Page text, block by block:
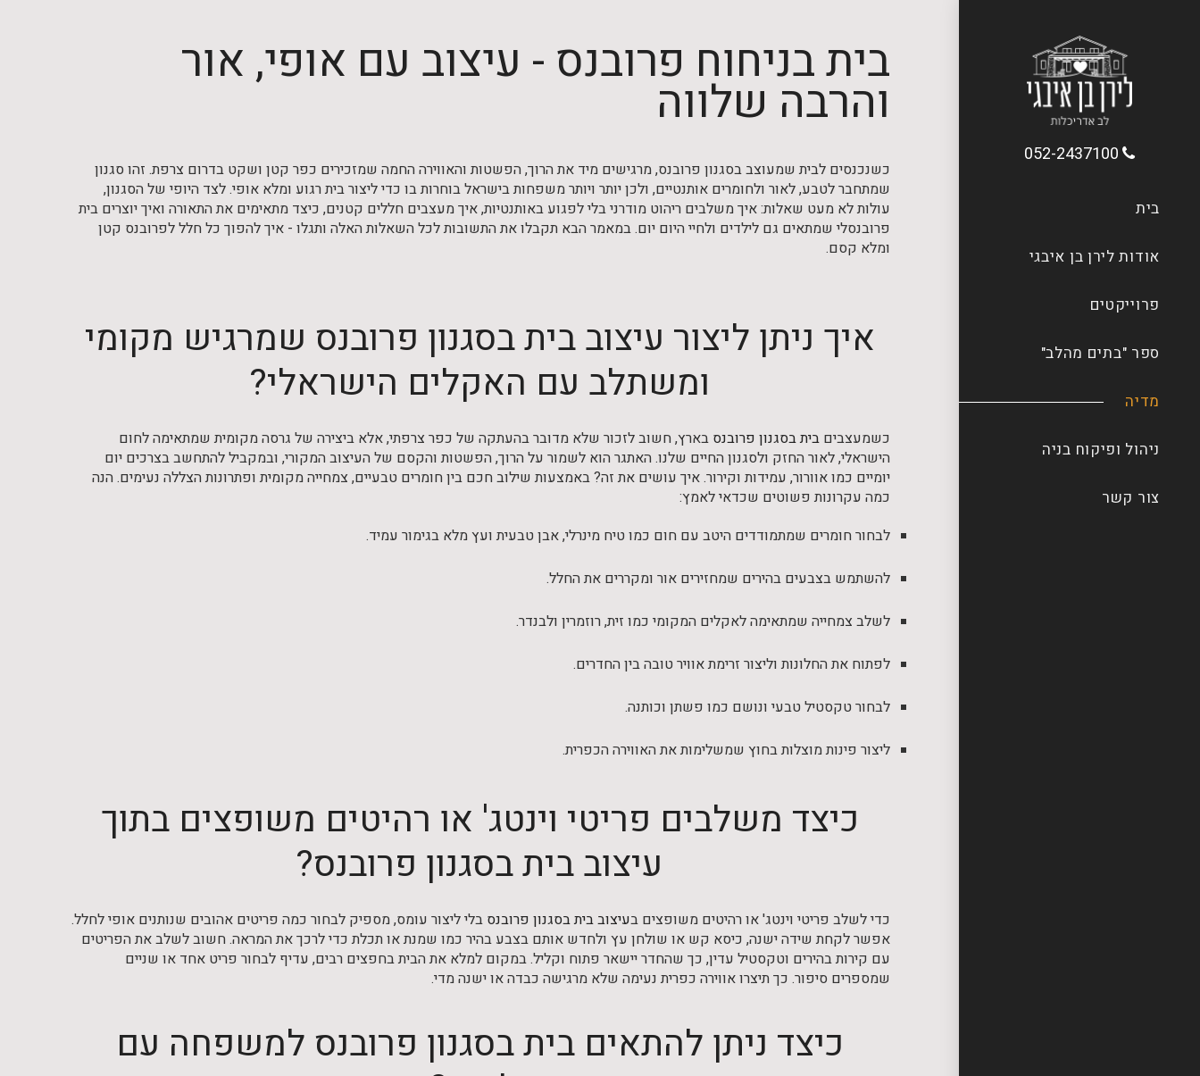
בית
אודות לירן בן איבגי
פרוייקטים
ספר "בתים מהלב"
מדיה
ניהול ופיקוח בניה
צור קשר
בית בניחוח פרובנס - עיצוב עם אופי, אור
והרבה שלווה
כשנכנסים לבית שמעוצב בסגנון פרובנס, מרגישים מיד את הרוך, הפשטות והאווירה החמה שמזכירים כפר קטן ושקט בדרום צרפת. זהו סגנון
שמתחבר לטבע, לאור ולחומרים אותנטיים, ולכן יותר ויותר משפחות בישראל בוחרות בו כדי ליצור בית רגוע ומלא אופי. לצד היופי של הסגנון,
עולות לא מעט שאלות: איך משלבים ריהוט מודרני בלי לפגוע באותנטיות, איך מעצבים חללים קטנים, כיצד מתאימים את התאורה ואיך יוצרים בית
פרובנסלי שמתאים גם לילדים ולחיי היום יום. במאמר הבא תקבלו את התשובות לכל השאלות האלה ותגלו - איך להפוך כל חלל לפרובנס קטן
ומלא קסם.
איך ניתן ליצור עיצוב בית בסגנון פרובנס שמרגיש מקומי
ומשתלב עם האקלים הישראלי?
כשמעצבים בית בסגנון פרובנס בארץ, חשוב לזכור שלא מדובר בהעתקה של כפר צרפתי, אלא ביצירה של גרסה מקומית שמתאימה לחום
הישראלי, לאור החזק ולסגנון החיים שלנו. האתגר הוא לשמור על הרוך, הפשטות והקסם של העיצוב המקורי, ובמקביל להתחשב בצרכים יום
יומיים כמו אוורור, עמידות וקירור. איך עושים את זה? באמצעות שילוב חכם בין חומרים טבעיים, צמחייה מקומית ופתרונות הצללה נעימים. הנה
כמה עקרונות פשוטים שכדאי לאמץ:
לבחור חומרים שמתמודדים היטב עם חום כמו טיח מינרלי, אבן טבעית ועץ מלא בגימור עמיד.
להשתמש בצבעים בהירים שמחזירים אור ומקררים את החלל.
לשלב צמחייה שמתאימה לאקלים המקומי כמו זית, רוזמרין ולבנדר.
לפתוח את החלונות וליצור זרימת אוויר טובה בין החדרים.
לבחור טקסטיל טבעי ונושם כמו פשתן וכותנה.
ליצור פינות מוצלות בחוץ שמשלימות את האווירה הכפרית.
כיצד משלבים פריטי וינטג' או רהיטים משופצים בתוך
עיצוב בית בסגנון פרובנס?
כדי לשלב פריטי וינטג' או רהיטים משופצים בעיצוב בית בסגנון פרובנס בלי ליצור עומס, מספיק לבחור כמה פריטים אהובים שנותנים אופי לחלל.
אפשר לקחת שידה ישנה, כיסא קש או שולחן עץ ולחדש אותם בצבע בהיר כמו שמנת או תכלת כדי לרכך את המראה. חשוב לשלב את הפריטים
עם קירות בהירים וטקסטיל עדין, כך שהחדר יישאר פתוח וקליל. במקום למלא את הבית בחפצים רבים, עדיף לבחור פריט אחד או שניים
שמספרים סיפור. כך תיצרו אווירה כפרית נעימה שלא מרגישה כבדה או ישנה מדי.
כיצד ניתן להתאים בית בסגנון פרובנס למשפחה עם